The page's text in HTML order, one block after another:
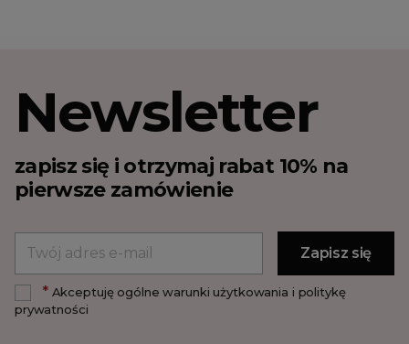
Newsletter
zapisz się i otrzymaj rabat 10% na
pierwsze zamówienie
*Akceptuję ogólne warunki użytkowania i politykę
prywatności